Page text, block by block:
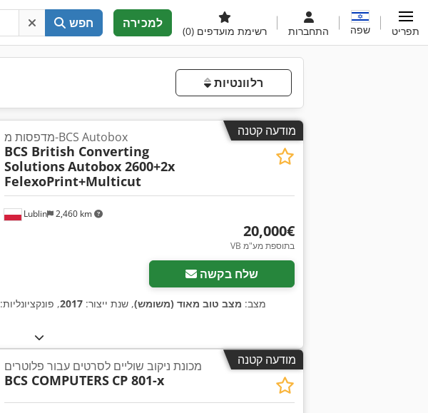
חפש למכירה
רשימת מועדפים (0) התחברות שפה תפריט
רלוונטיות
מודעה קטנה
Lublin 2,460 km
מדפסות מ-BCS Autobox
BCS British Converting
SolutionsAutobox 2600+2x
FelexoPrint+Multicut
‏20,000 ‏€
VB בתוספת מע"מ
שלח בקשה
מצב: מצב טוב מאוד (משומש), שנת ייצור: 2017, פונקציונליות:
מודעה קטנה מכונת ניקוב שוליים לסרטים עבור פלוטרים
BCS COMPUTERS CP 801-x